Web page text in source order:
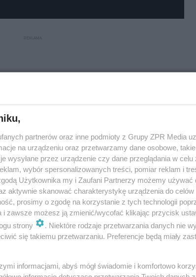
zwolnienia, które obejmą około 30 tys.
złej pogody czy strajków, które
roku). Jak czytamy, pełniący funkcję
w ciągu pięciu lati obejmą
partnerów oraz inne podmioty z Grupy ZPR Media
na urządzeniu oraz przetwarzamy dane osobowe,
wysyłane przez urządzenie czy dane przeglądania w celu
wybór spersonalizowanych treści, pomiar reklam i
Użytkownika my i Zaufani Partnerzy możemy używać
aktywnie skanować charakterystykę urządzenia do celów
prosimy o zgodę na korzystanie z tych technologii
i zawsze możesz ją zmienić/wycofać klikając przycisk
strony
. Niektóre rodzaje przetwarzania danych nie
się takiemu przetwarzaniu. Preferencje będą miały
informacjami, abyś mógł świadomie i komfortowo